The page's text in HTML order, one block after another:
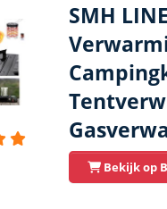
SMH
Bekijk op